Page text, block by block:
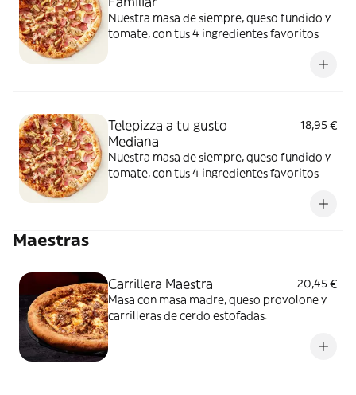
Nuestra masa de siempre, queso fundido y
tomate, con tus 4 ingredientes favoritos
Telepizza a tu gusto
Mediana
18,95 €
Nuestra masa de siempre, queso fundido y
tomate, con tus 4 ingredientes favoritos
Maestras
Carrillera Maestra
20,45 €
Masa con masa madre, queso provolone y
carrilleras de cerdo estofadas.